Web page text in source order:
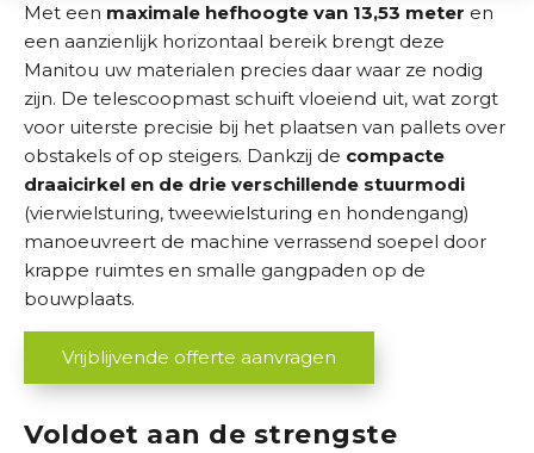
Met een maximale hefhoogte van 13,53 meter en
een aanzienlijk horizontaal bereik brengt deze
Manitou uw materialen precies daar waar ze nodig
zijn. De telescoopmast schuift vloeiend uit, wat zorgt
voor uiterste precisie bij het plaatsen van pallets over
obstakels of op steigers. Dankzij de compacte
draaicirkel en de drie verschillende stuurmodi
(vierwielsturing, tweewielsturing en hondengang)
manoeuvreert de machine verrassend soepel door
krappe ruimtes en smalle gangpaden op de
bouwplaats.
Vrijblijvende offerte aanvragen
Voldoet aan de strengste